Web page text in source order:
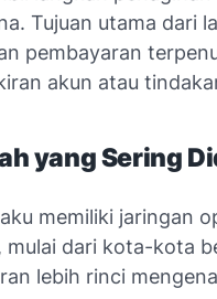
Tujuan utama dari
pembayaran
akun atau
yang Sering
memiliki jaringan
mulai dari kota-kota
lebih rinci